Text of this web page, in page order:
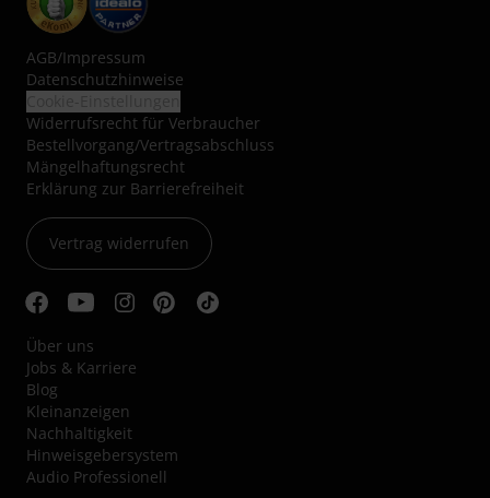
AGB/Impressum
Datenschutzhinweise
Widerrufsrecht für Verbraucher
Bestellvorgang/Vertragsabschluss
Mängelhaftungsrecht
Erklärung zur Barrierefreiheit
Vertrag widerrufen
Über uns
Jobs & Karriere
Blog
Kleinanzeigen
Nachhaltigkeit
Hinweisgebersystem
Audio Professionell